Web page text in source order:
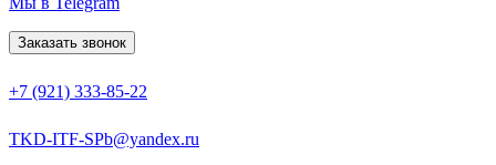
Заказать звонок
+7 (921) 333-85-22
TKD-ITF-SPb@yandex.ru